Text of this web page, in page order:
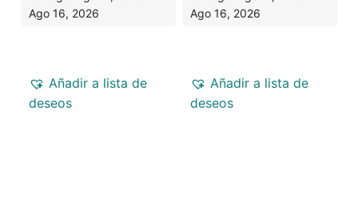
Ago 16, 2026
Ago 16, 2026
Añadir a lista de
deseos
Añadir a lista de
deseos